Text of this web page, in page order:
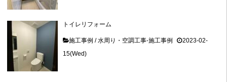
トイレリフォーム
施工事例 /水周り・空調工事-施工事例
2023-02-
15(Wed)